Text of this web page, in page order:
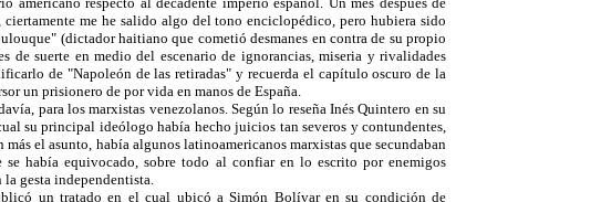
me he salido algo del tono enciclopédico, pero hubiera sido
(dictador haitiano que cometió desmanes en contra de su propio
suerte en medio del escenario de ignorancias, miseria y rivalidades
de "Napoleón de las retiradas" y recuerda el capítulo oscuro de la
un prisionero de por vida en manos de España.
para los marxistas venezolanos. Según lo reseña Inés Quintero en su
su principal ideólogo había hecho juicios tan severos y contundentes,
el asunto, había algunos latinoamericanos marxistas que secundaban
había equivocado, sobre todo al confiar en lo escrito por enemigos
gesta independentista.
un tratado en el cual ubicó a Simón Bolívar en su condición de